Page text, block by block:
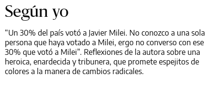
Según yo
“Un 30% del país votó a Javier Milei. No conozco a una sola
persona que haya votado a Milei, ergo no converso con ese
30% que votó a Milei”. Reflexiones de la autora sobre una
heroica, enardecida y tribunera, que promete espejitos de
colores a la manera de cambios radicales.